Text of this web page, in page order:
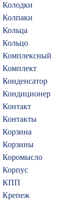
Колодки
Колпаки
Кольца
Кольцо
Комплексный
Комплект
Конденсатор
Кондиционер
Контакт
Контакты
Корзина
Корзины
Коромысло
Корпус
КПП
Крепеж